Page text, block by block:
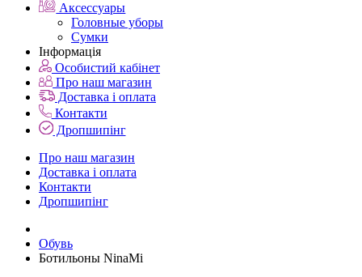
Аксессуары
Головные уборы
Сумки
Інформація
Особистий кабінет
Про наш магазин
Доставка і оплата
Контакти
Дропшипінг
Про наш магазин
Доставка і оплата
Контакти
Дропшипінг
Обувь
Ботильоны NinaMi